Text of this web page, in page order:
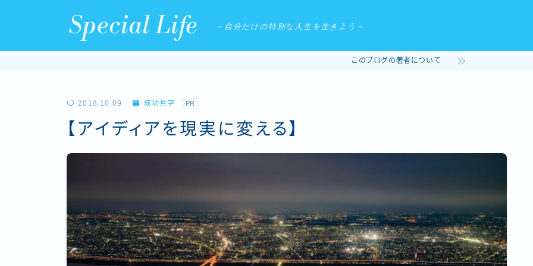
Special Life ～自分だけの特別な人生を生きよう～
このブログの著者について
2018.10.09 成功哲学 PR
【アイディアを現実に変える】